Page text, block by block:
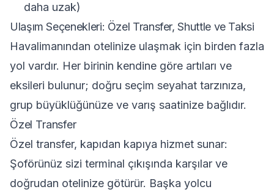
daha uzak)
Ulaşım Seçenekleri: Özel Transfer, Shuttle ve Taksi
Havalimanından otelinize ulaşmak için birden fazla
yol vardır. Her birinin kendine göre artıları ve
eksileri bulunur; doğru seçim seyahat tarzınıza,
grup büyüklüğünüze ve varış saatinize bağlıdır.
Özel Transfer
Özel transfer, kapıdan kapıya hizmet sunar:
Şoförünüz sizi terminal çıkışında karşılar ve
doğrudan otelinize götürür. Başka yolcu